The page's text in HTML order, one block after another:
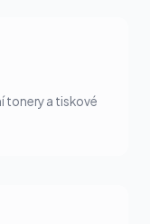
tonery a tiskové